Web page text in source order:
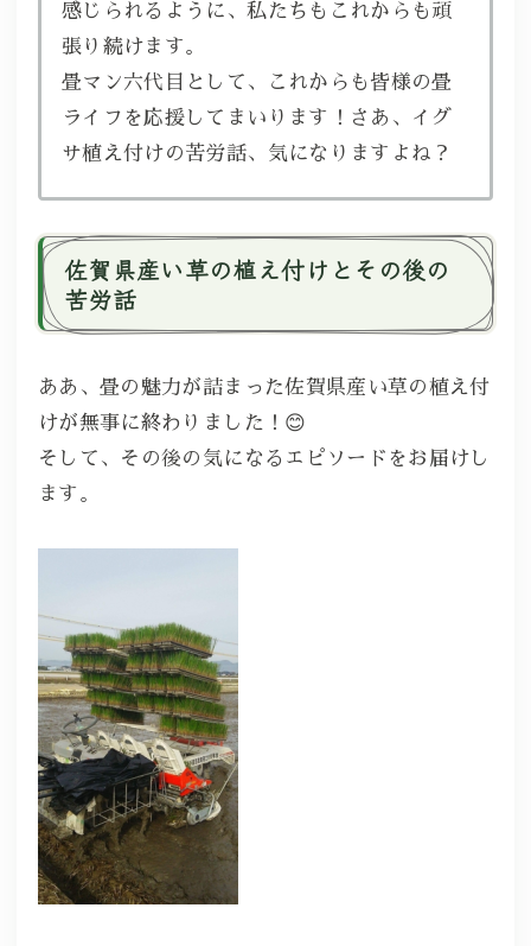
感じられるように、私たちもこれからも頑
張り続けます。
畳マン六代目として、これからも皆様の畳
ライフを応援してまいります！さあ、イグ
サ植え付けの苦労話、気になりますよね？
佐賀県産い草の植え付けとその後の
苦労話
ああ、畳の魅力が詰まった佐賀県産い草の植え付
けが無事に終わりました！😊
そして、その後の気になるエピソードをお届けし
ます。